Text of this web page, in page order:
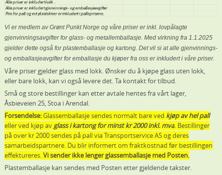
Vi er medlem av Grønt Punkt Norge og våre priser er inkl. lovpålagte
gjenvinningsavgifter for glass- og metallemballasje. Med virkning fra 1.1.2025
gjelder dette også for plastemballasje og kartong. Det vil si at alle gjenvinnings-
og emballasjeavgifter for emballasje du kjøper fra oss er inkludert i våre priser.
Våre priser gjelder glass med lokk. Ønsker du å kjøpe glass uten lokk,
eller bare lokk, kan vi også levere det. Ta kontakt for tilbud.
Små og store bestillinger kan etter avtale hentes fra vårt lager,
Åsbieveien 25, Stoa i Arendal.
Forsendelse:Glassemballasje sendes normalt bare ved kjøp av hel pall
eller ved kjøp avglass i kartong for minst kr 2000 inkl. mva. Bestillinger
på over kr 2000 sendes på pall via Transportservice AS og deres
samarbeidspartnere. Du blir informert om fraktkostnad før bestillingen
effektureres.Vi sender ikke lenger glassemballasje med Posten.
Plastemballasje kan sendes med Posten etter gjeldende takster.